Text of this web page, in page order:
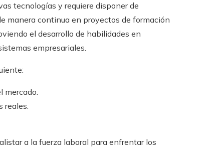
tecnologías y requiere disponer de
manera continua en proyectos de formación
el desarrollo de habilidades en
empresariales.
mercado.
reales.
a la fuerza laboral para enfrentar los